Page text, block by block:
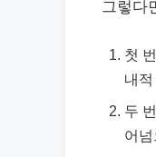
그렇다
첫
내적
두
어넘